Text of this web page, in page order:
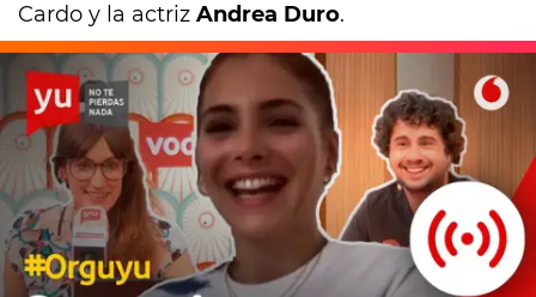
Cardo y la actriz Andrea Duro.